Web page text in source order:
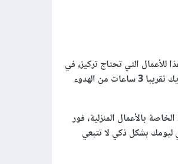
للأعمال التي تحتاج تركيز، في
هذا الوقت غالب الاسرة تكون مازالت نائمة وتنعمين بهدوء وسكينة، سيكون لديك تقريبا 3 ساعات من الهدوء
بالأعمال المنزلية، فور
ليومك بشكل ذكي لا تتبعي